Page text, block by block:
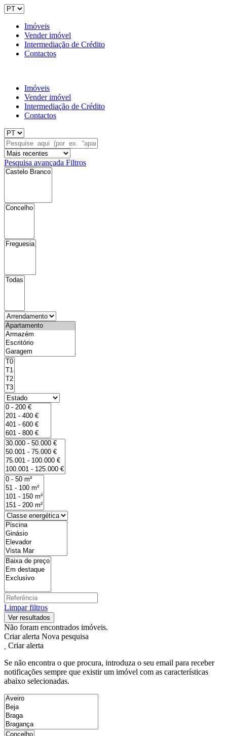
Imóveis
Vender imóvel
Intermediação de Crédito
Contactos
Imóveis
Vender imóvel
Intermediação de Crédito
Contactos
Pesquisa avançada Filtros
Limpar filtros
Não foram encontrados imóveis.
Criar alerta Nova pesquisa
Criar alerta
Se não encontra o que procura, introduza o seu email para receber
notificações sempre que existir um imóvel com as características
abaixo selecionadas.